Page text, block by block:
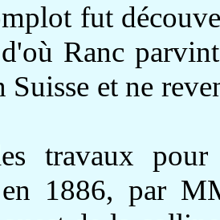
fut
Ranc
Suisse et ne
travaux
1886, par